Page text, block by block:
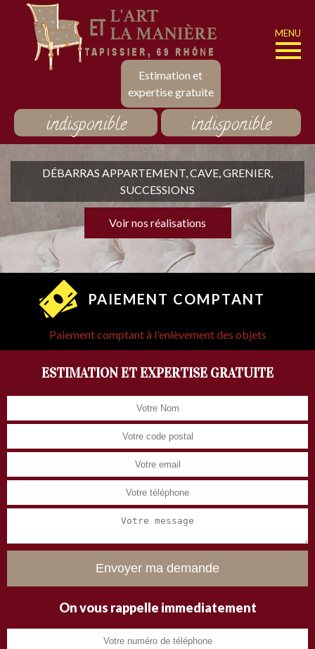
Estimation et
expertise gratuite
MENU
indisponible indisponible
DÉBARRAS APPARTEMENT, CAVE, GRENIER,
SUCCESSIONS
Voir nos réalisations
PAIEMENT COMPTANT
Paiement comptant à l'enlèvement des objets
ESTIMATION ET EXPERTISE GRATUITE
On vous rappelle immediatement